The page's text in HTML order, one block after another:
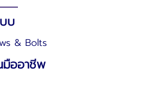
บ
& Bolts
ออาชีพ